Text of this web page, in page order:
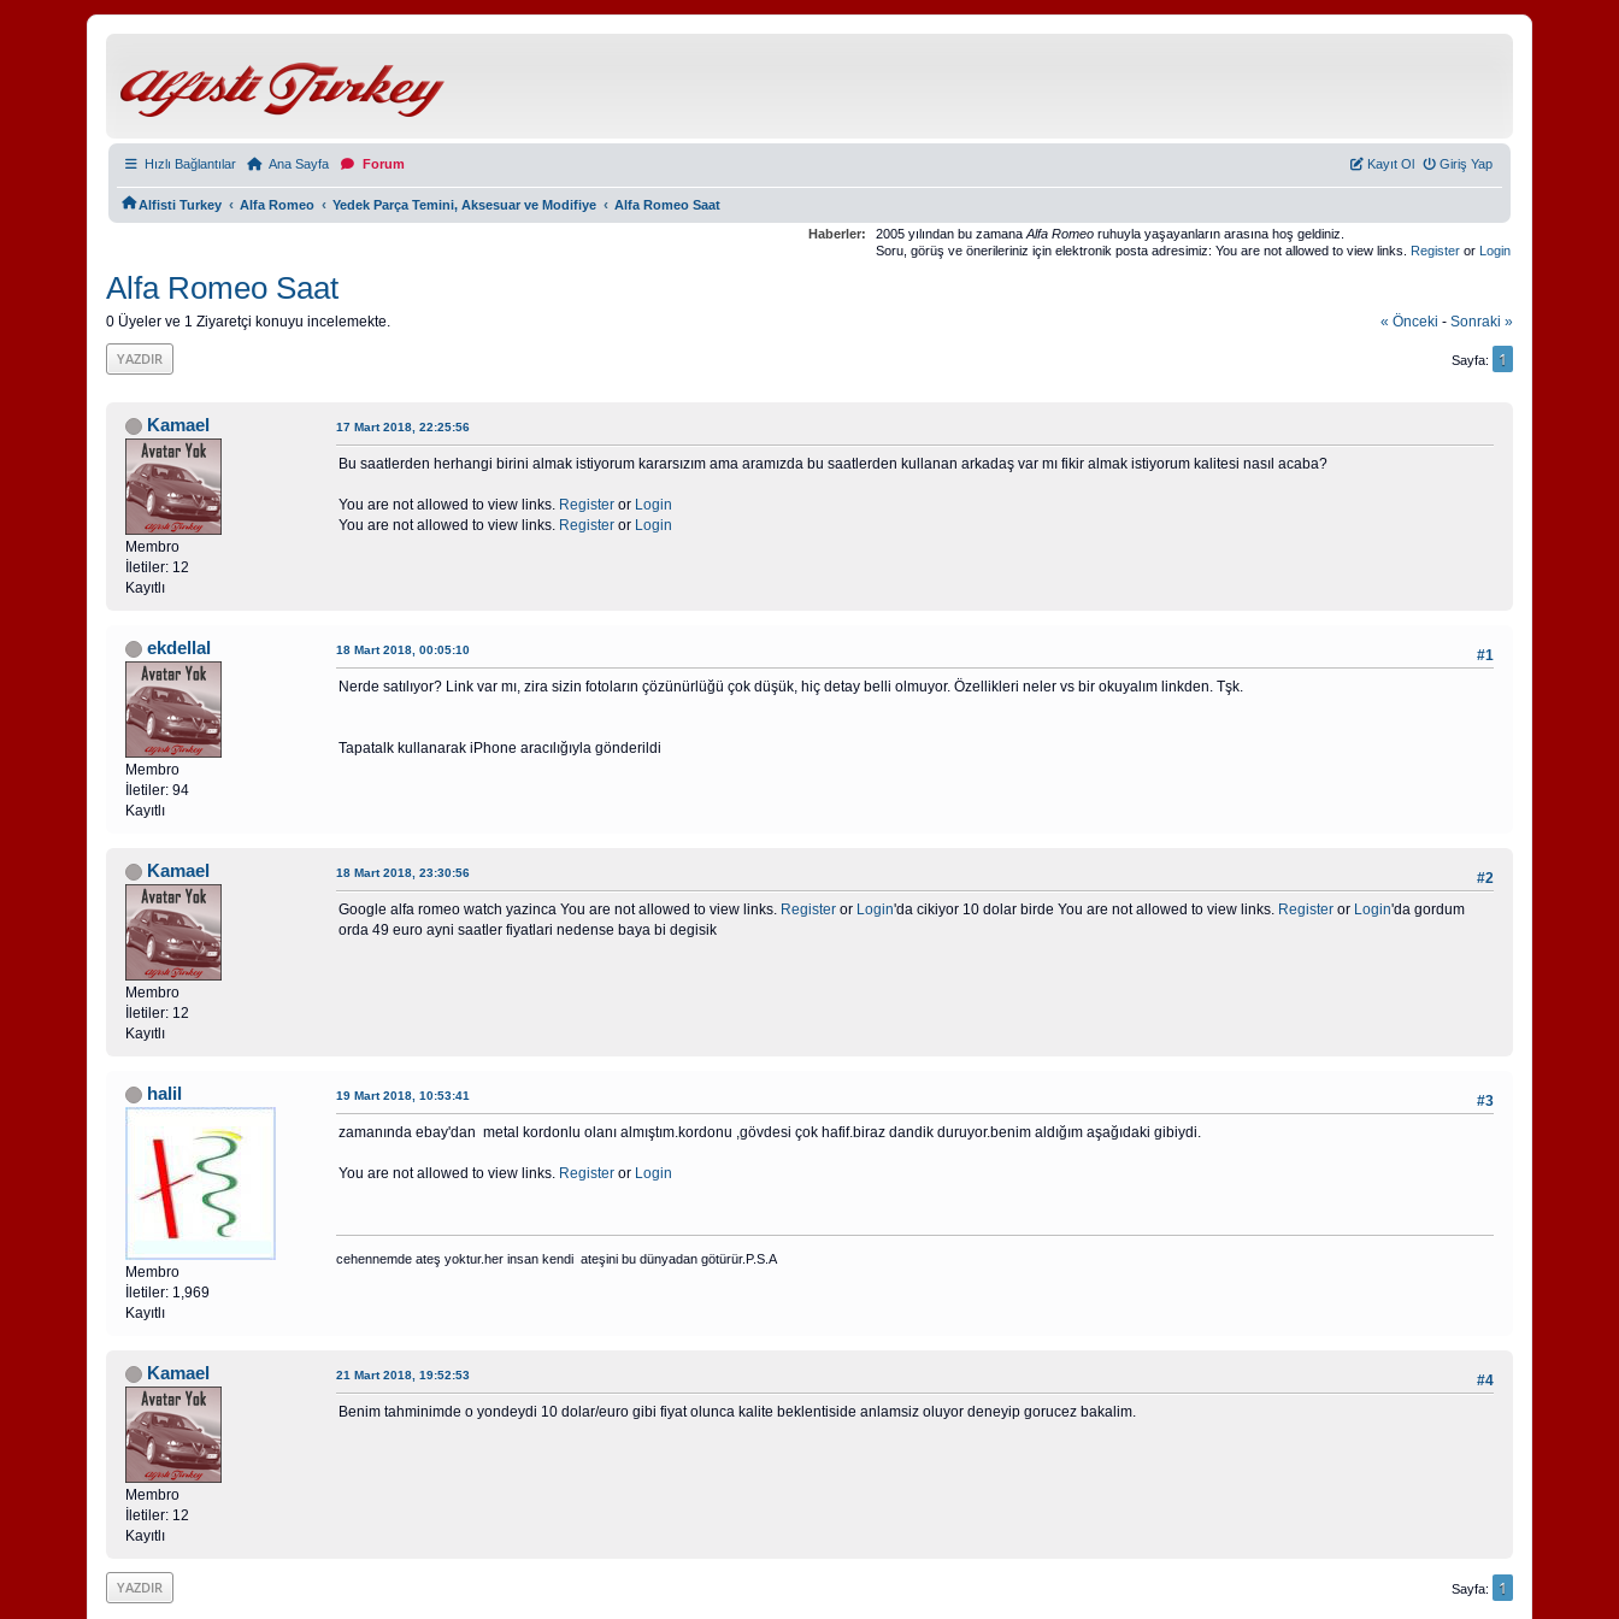
Hızlı Bağlantılar Ana Sayfa Forum Giriş Yap
Kayıt Ol
Alfisti Turkey ‹ Alfa Romeo ‹ Yedek Parça Temini, Aksesuar ve Modifiye ‹ Alfa Romeo Saat
Haberler:
2005 yılından bu zamana Alfa Romeo ruhuyla yaşayanların arasına hoş geldiniz.
Soru, görüş ve önerileriniz için elektronik posta adresimiz: You are not allowed to view links. Register or Login
Alfa Romeo Saat
« Önceki - Sonraki »
0 Üyeler ve 1 Ziyaretçi konuyu incelemekte.
YAZDIR Sayfa 1
Kamael
Membro
İletiler: 12
Kayıtlı
17 Mart 2018, 22:25:56
Bu saatlerden herhangi birini almak istiyorum kararsızım ama aramızda bu saatlerden kullanan arkadaş var mı fikir almak istiyorum kalitesi nasıl acaba?
You are not allowed to view links. Register or Login
You are not allowed to view links. Register or Login
ekdellal
Membro
İletiler: 94
Kayıtlı
#1
18 Mart 2018, 00:05:10
Nerde satılıyor? Link var mı, zira sizin fotoların çözünürlüğü çok düşük, hiç detay belli olmuyor. Özellikleri neler vs bir okuyalım linkden. Tşk.
Tapatalk kullanarak iPhone aracılığıyla gönderildi
Kamael
Membro
İletiler: 12
Kayıtlı
#2
18 Mart 2018, 23:30:56
Google alfa romeo watch yazinca You are not allowed to view links. Register or Login'da cikiyor 10 dolar birde You are not allowed to view links. Register or Login'da gordum
orda 49 euro ayni saatler fiyatlari nedense baya bi degisik
halil
Membro
İletiler: 1,969
Kayıtlı
#3
19 Mart 2018, 10:53:41
zamanında ebay'dan metal kordonlu olanı almıştım.kordonu ,gövdesi çok hafif.biraz dandik duruyor.benim aldığım aşağıdaki gibiydi.
You are not allowed to view links. Register or Login
cehennemde ateş yoktur.her insan kendi ateşini bu dünyadan götürür.P.S.A
Kamael
Membro
İletiler: 12
Kayıtlı
#4
21 Mart 2018, 19:52:53
Benim tahminimde o yondeydi 10 dolar/euro gibi fiyat olunca kalite beklentiside anlamsiz oluyor deneyip gorucez bakalim.
YAZDIR Sayfa 1